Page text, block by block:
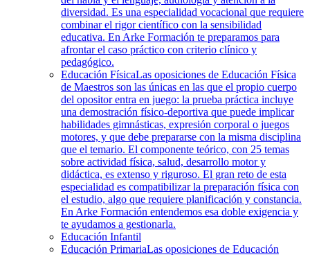
diversidad. Es una especialidad vocacional que requiere
combinar el rigor científico con la sensibilidad
educativa. En Arke Formación te preparamos para
afrontar el caso práctico con criterio clínico y
pedagógico.
Educación FísicaLas oposiciones de Educación Física
de Maestros son las únicas en las que el propio cuerpo
del opositor entra en juego: la prueba práctica incluye
una demostración físico-deportiva que puede implicar
habilidades gimnásticas, expresión corporal o juegos
motores, y que debe prepararse con la misma disciplina
que el temario. El componente teórico, con 25 temas
sobre actividad física, salud, desarrollo motor y
didáctica, es extenso y riguroso. El gran reto de esta
especialidad es compatibilizar la preparación física con
el estudio, algo que requiere planificación y constancia.
En Arke Formación entendemos esa doble exigencia y
te ayudamos a gestionarla.
Educación Infantil
Educación PrimariaLas oposiciones de Educación